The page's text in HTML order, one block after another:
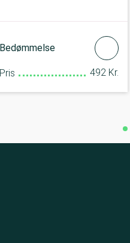
Bedømmelse
Pris 492 Kr.